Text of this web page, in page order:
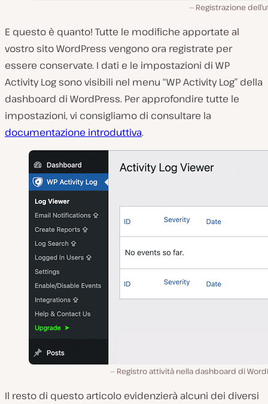
Registrazione
E questo è quanto! Tutte le modifiche apportate al
vostro sito WordPress vengono ora registrate per
essere conservate. I dati e le impostazioni di WP
Activity Log sono visibili nel menu “WP Activity Log” della
dashboard di WordPress. Per approfondire tutte le
impostazioni, vi consigliamo di consultare la
documentazione introduttiva.
Registro attività nella dashboard di
Il resto di questo articolo evidenzierà alcuni dei diversi